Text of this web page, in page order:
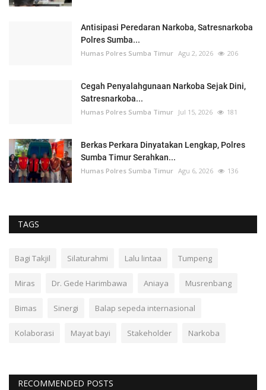
Antisipasi Peredaran Narkoba, Satresnarkoba
Polres Sumba...
Humas Polres Sumba Timur Agu 2, 2026 206
Cegah Penyalahgunaan Narkoba Sejak Dini,
Satresnarkoba...
Humas Polres Sumba Timur Jul 15, 2026 181
Berkas Perkara Dinyatakan Lengkap, Polres
Sumba Timur Serahkan...
Humas Polres Sumba Timur Agu 6, 2026 136
TAGS
Bagi Takjil Silaturahmi Lalu lintaa Tumpeng
Miras Dr. Gede Harimbawa Aniaya Musrenbang
Bimas Sinergi Balap sepeda internasional
Kolaborasi Mayat bayi Stakeholder Narkoba
RECOMMENDED POSTS